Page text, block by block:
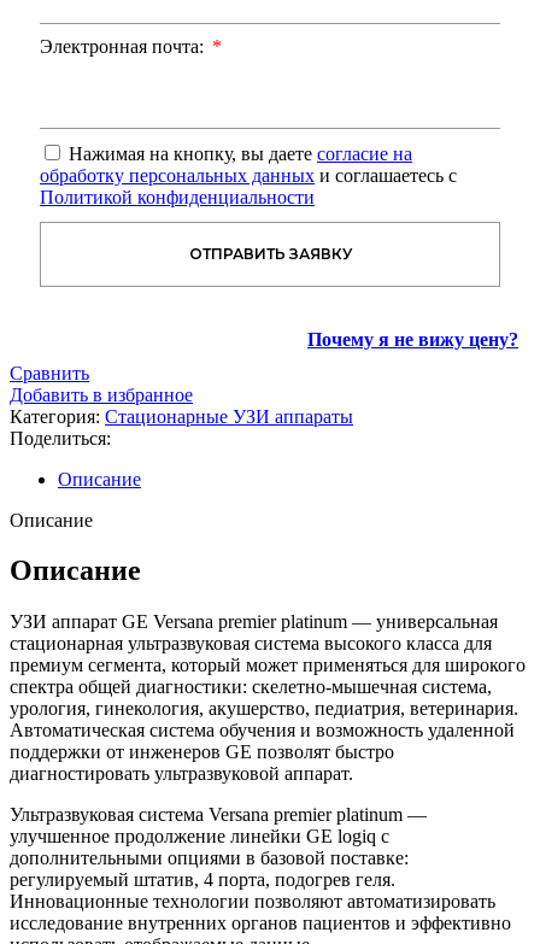
Электронная почта:
Нажимая на кнопку, вы даете согласие на
обработку персональных данных и соглашаетесь с
Политикой конфиденциальности
ОТПРАВИТЬ ЗАЯВКУ
Почему я не вижу цену?
Сравнить
Добавить в избранное
Категория: Стационарные УЗИ аппараты
Поделиться:
Описание
Описание
Описание
УЗИ аппарат GE Versana premier platinum — универсальная
стационарная ультразвуковая система высокого класса для
премиум сегмента, который может применяться для широкого
спектра общей диагностики: скелетно-мышечная система,
урология, гинекология, акушерство, педиатрия, ветеринария.
Автоматическая система обучения и возможность удаленной
поддержки от инженеров GE позволят быстро
диагностировать ультразвуковой аппарат.
Ультразвуковая система Versana premier platinum —
улучшенное продолжение линейки GE logiq с
дополнительными опциями в базовой поставке:
регулируемый штатив, 4 порта, подогрев геля.
Инновационные технологии позволяют автоматизировать
исследование внутренних органов пациентов и эффективно